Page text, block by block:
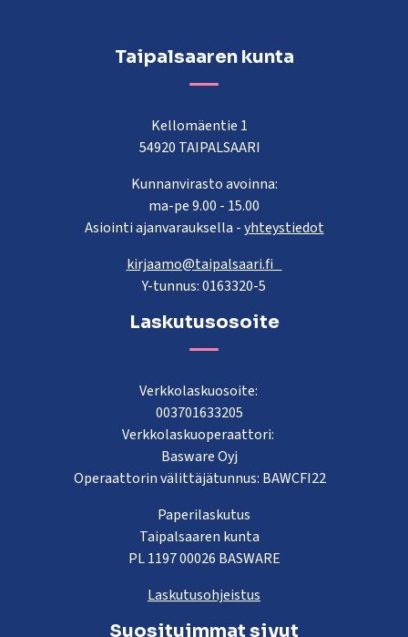
Taipalsaaren kunta
Kellomäentie 1
54920 TAIPALSAARI
Kunnanvirasto avoinna:
ma-pe 9.00 - 15.00
Asiointi ajanvarauksella -yhteystiedot
kirjaamo@taipalsaari.fi
Y-tunnus: 0163320-5
Laskutusosoite
Verkkolaskuosoite:
003701633205
Verkkolaskuoperaattori:
Basware Oyj
Operaattorin välittäjätunnus: BAWCFI22
Paperilaskutus
Taipalsaaren kunta
PL 1197 00026 BASWARE
Laskutusohjeistus
Suosituimmat sivut